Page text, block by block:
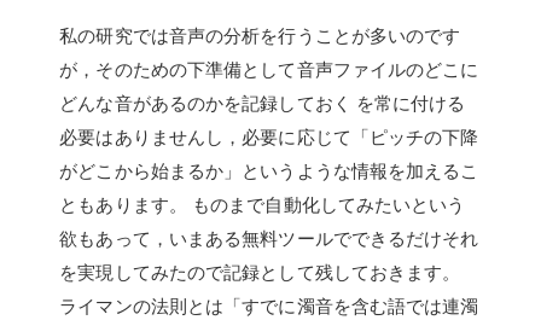
私の研究では音声の分析を行うことが多いのです
が，そのための下準備として音声ファイルのどこに
どんな音があるのかを記録しておく を常に付ける
必要はありませんし，必要に応じて「ピッチの下降
がどこから始まるか」というような情報を加えるこ
ともあります。 ものまで自動化してみたいという
欲もあって，いまある無料ツールでできるだけそれ
を実現してみたので記録として残しておきます。
ライマンの法則とは「すでに濁音を含む語では連濁